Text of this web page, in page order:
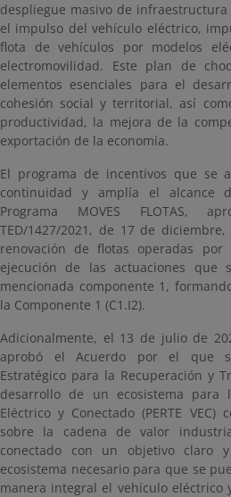
despliegue masivo de
el impulso del vehículo eléctrico,
flota de vehículos por modelos
electromovilidad. Este plan de
elementos esenciales para el
cohesión social y territorial, así
productividad, la mejora de la
exportación de la economía.
El programa de incentivos que se
continuidad y amplía el alcance
Programa MOVES FLOTAS,
TED/1427/2021, de 17 de
renovación de flotas operadas
ejecución de las actuaciones que
mencionada componente 1,
la Componente 1 (C1.I2).
Adicionalmente, el 13 de julio de
aprobó el Acuerdo por el que
Estratégico para la Recuperación y
desarrollo de un ecosistema para
Eléctrico y Conectado (PERTE
sobre la cadena de valor
conectado con un objetivo claro
ecosistema necesario para que se
manera integral el vehículo eléctrico